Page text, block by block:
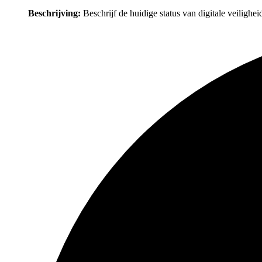
Beschrijving: Beschrijf de huidige status van digitale